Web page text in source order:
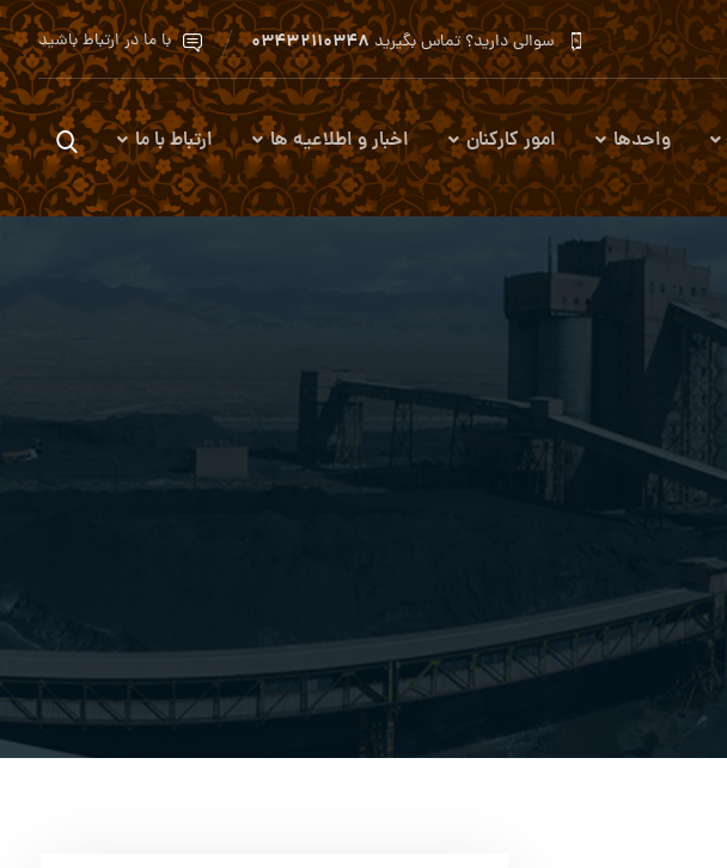
با ما در ارتباط باشید سوالی دارید؟ تماس بگیرید۰۳۴۳۲۱۱۰۳۴۸
واحدها امور کارکنان اخبار و اطلاعیه ها ارتباط با ما